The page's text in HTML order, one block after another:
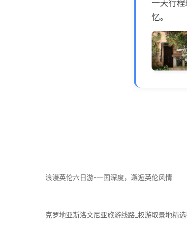
一天行
忆。
浪漫英伦六日游-一国深度，邂逅英伦风情
克罗地亚斯洛文尼亚旅游线路_权游取景地精